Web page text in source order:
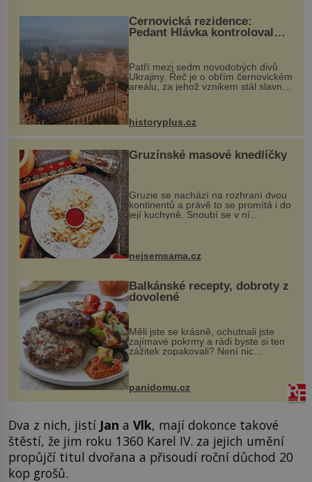
Černovická rezidence:
Pedant Hlávka kontroloval
Patří mezi sedm novodobých divů
Ukrajiny. Řeč je o obřím černovickém
areálu, za jehož vznikem stál slavný
český architekt Josef Hlávka. Ten si
na něm dal mimořádně záležet. Jeho
stavební plány by při ...
historyplus.cz
Gruzínské masové knedlíčky
Gruzie se nachází na rozhraní dvou
kontinentů a právě to se promítá i do
její kuchyně. Snoubí se v ní
evropské a asijské chutě a díky tomu
vznikají rozmanité a chuťově bohaté
pokrmy, které rozhodně st...
nejsemsama.cz
Balkánské recepty, dobroty z
dovolené
Měli jste se krásně, ochutnali jste
zajímavé pokrmy a rádi byste si ten
zážitek zopakovali? Není nic
snazšího. Pljeskavica (10 porcí)
Možná jste ji ochutnali na dovolené v
panidomu.cz
Dva z nich, jistí Jan a Vlk, mají dokonce takové
štěstí, že jim roku 1360 Karel IV. za jejich umění
propůjčí titul dvořana a přisoudí roční důchod 20
kop grošů.